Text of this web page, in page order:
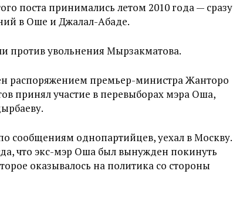
поста принимались летом 2010 года — сразу
в Оше и Джалал-Абаде.
против увольнения Мырзакматова.
распоряжением премьер-министра Жанторо
принял участие в перевыборах мэра Оша,
сообщениям однопартийцев, уехал в Москву.
что экс-мэр Оша был вынужден покинуть
оказывалось на политика со стороны